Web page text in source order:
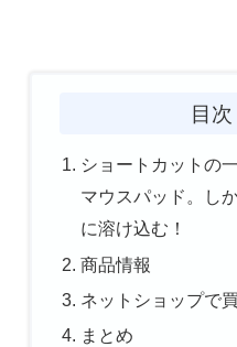
目次
ショートカットの
マウスパッド。し
に溶け込む！
商品情報
ネットショップで
まとめ